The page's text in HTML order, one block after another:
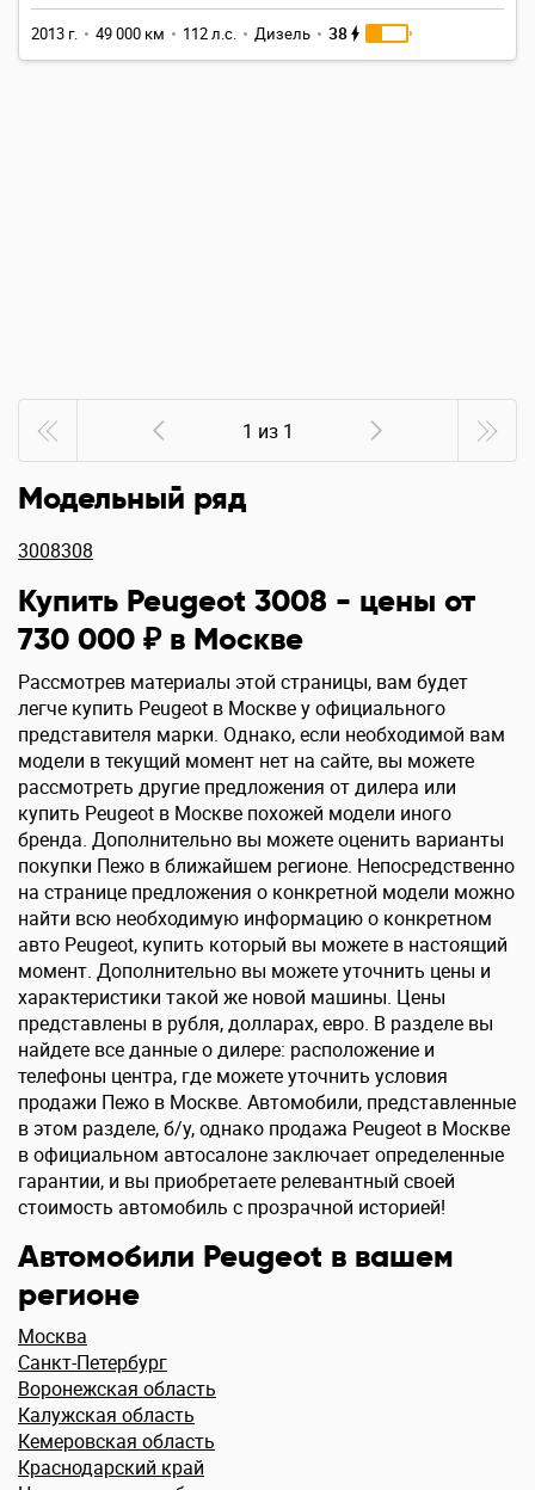
2013 г. 49 000 км 112 л.с. Дизель 38
1 из 1
Модельный ряд
3008308
Купить Peugeot 3008 - цены от
730 000 ₽ в Москве
Рассмотрев материалы этой страницы, вам будет
легче купить Peugeot в Москве у официального
представителя марки. Однако, если необходимой вам
модели в текущий момент нет на сайте, вы можете
рассмотреть другие предложения от дилера или
купить Peugeot в Москве похожей модели иного
бренда. Дополнительно вы можете оценить варианты
покупки Пежо в ближайшем регионе. Непосредственно
на странице предложения о конкретной модели можно
найти всю необходимую информацию о конкретном
авто Peugeot, купить который вы можете в настоящий
момент. Дополнительно вы можете уточнить цены и
характеристики такой же новой машины. Цены
представлены в рубля, долларах, евро. В разделе вы
найдете все данные о дилере: расположение и
телефоны центра, где можете уточнить условия
продажи Пежо в Москве. Автомобили, представленные
в этом разделе, б/у, однако продажа Peugeot в Москве
в официальном автосалоне заключает определенные
гарантии, и вы приобретаете релевантный своей
стоимость автомобиль с прозрачной историей!
Автомобили Peugeot в вашем
регионе
Москва
Санкт-Петербург
Воронежская область
Калужская область
Кемеровская область
Краснодарский край